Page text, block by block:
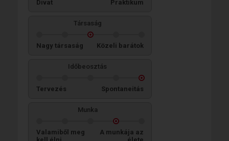
Divat Praktikum
Társaság
Nagy társaság Közeli barátok
Időbeosztás
Tervezés Spontaneitás
Munka
Valamiből meg
A munkája az